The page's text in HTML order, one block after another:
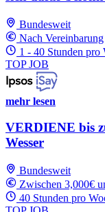
Bundesweit
Nach Vereinbarung
1 - 40 Stunden pro
TOP JOB
mehr lesen
VERDIENE bis
Wesser
Bundesweit
Zwischen 3,000€
40 Stunden pro